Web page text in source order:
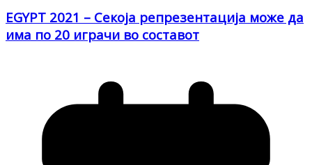
EGYPT 2021 – Секоја репрезентација може да
има по 20 играчи во составот